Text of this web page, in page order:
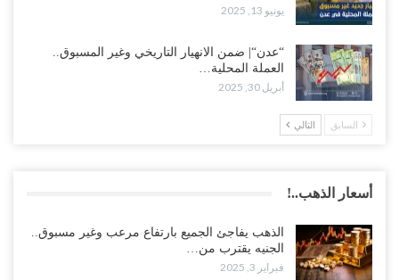
يونيو 13, 2025
“عدن“| ضمن الانهيار التاريخي وغير المسبوق..
العملة المحلية…
أبريل 30, 2025
السابق التالي
أسعار الذهب..!
الذهب يفاجئ الجميع بارتفاع مرعب وغير مسبوق..
الجنيه يقترب من…
فبراير 3, 2025